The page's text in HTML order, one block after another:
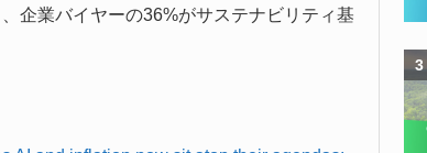
企業バイヤーの36%がサステナビリティ基
3